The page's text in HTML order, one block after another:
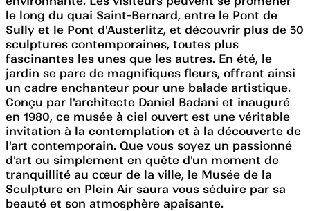
le long du quai Saint-Bernard, entre le Pont de
Sully et le Pont d'Austerlitz, et découvrir plus de 50
sculptures contemporaines, toutes plus
fascinantes les unes que les autres. En été, le
jardin se pare de magnifiques fleurs, offrant ainsi
un cadre enchanteur pour une balade artistique.
Conçu par l'architecte Daniel Badani et inauguré
en 1980, ce musée à ciel ouvert est une véritable
invitation à la contemplation et à la découverte de
l'art contemporain. Que vous soyez un passionné
d'art ou simplement en quête d'un moment de
tranquillité au cœur de la ville, le Musée de la
Sculpture en Plein Air saura vous séduire par sa
beauté et son atmosphère apaisante.